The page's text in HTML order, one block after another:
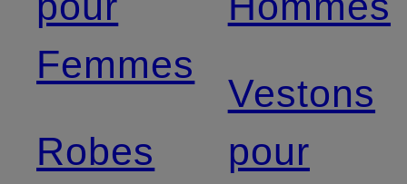
Femmes
Robes
Vestons
pour